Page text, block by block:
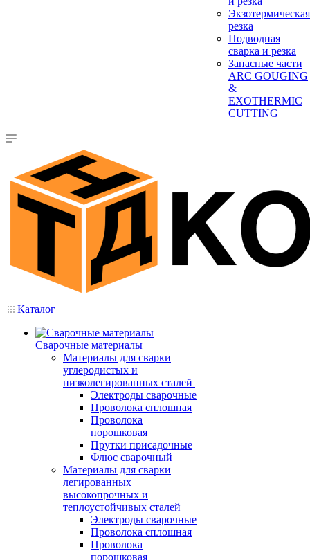
Экзотермическая
резка
Подводная
сварка и резка
Запасные части
ARC GOUGING
&
EXOTHERMIC
CUTTING
Каталог
Сварочные материалы
Материалы для сварки
углеродистых и
низколегированных сталей
Электроды сварочные
Проволока сплошная
Проволока
порошковая
Прутки присадочные
Флюс сварочный
Материалы для сварки
легированных
высокопрочных и
теплоустойчивых сталей
Электроды сварочные
Проволока сплошная
Проволока
порошковая